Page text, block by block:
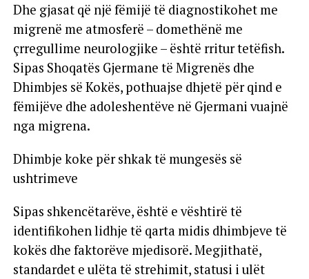
Dhe gjasat që një fëmijë të diagnostikohet me
migrenë me atmosferë – domethënë me
çrregullime neurologjike – është rritur tetëfish.
Sipas Shoqatës Gjermane të Migrenës dhe
Dhimbjes së Kokës, pothuajse dhjetë për qind e
fëmijëve dhe adoleshentëve në Gjermani vuajnë
nga migrena.
Dhimbje koke për shkak të mungesës së
ushtrimeve
Sipas shkencëtarëve, është e vështirë të
identifikohen lidhje të qarta midis dhimbjeve të
kokës dhe faktorëve mjedisorë. Megjithatë,
standardet e ulëta të strehimit, statusi i ulët